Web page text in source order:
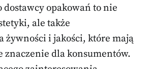
opakowań to nie
ale także
żywności i jakości, które mają
dla konsumentów.